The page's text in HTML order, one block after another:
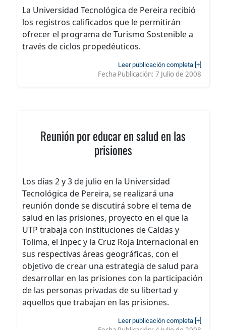
La Universidad Tecnológica de Pereira recibió
los registros calificados que le permitirán
ofrecer el programa de Turismo Sostenible a
través de ciclos propedéuticos.
Leer publicación completa [+]
Fecha Publicación: 7 Julio de 2008
Reunión por educar en salud en las
prisiones
Los días 2 y 3 de julio en la Universidad
Tecnológica de Pereira, se realizará una
reunión donde se discutirá sobre el tema de
salud en las prisiones, proyecto en el que la
UTP trabaja con instituciones de Caldas y
Tolima, el Inpec y la Cruz Roja Internacional en
sus respectivas áreas geográficas, con el
objetivo de crear una estrategia de salud para
desarrollar en las prisiones con la participación
de las personas privadas de su libertad y
aquellos que trabajan en las prisiones.
Leer publicación completa [+]